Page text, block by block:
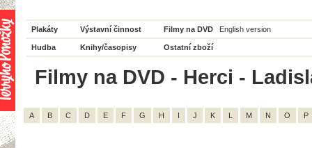
Plakáty Výstavní činnost Filmy na DVD English version
Hudba Knihy/časopisy Ostatní zboží
Filmy na DVD - Herci -
A B C D E F G H I J K L M N O P